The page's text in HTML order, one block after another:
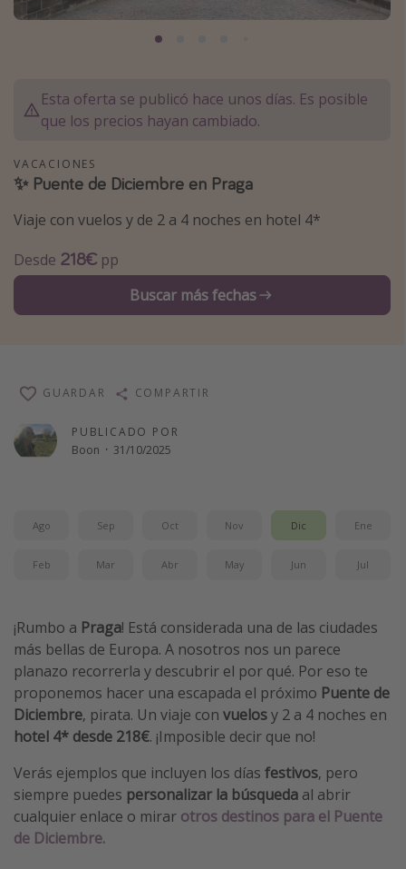
Marruecos
Tailandia
Albania
Inspiración para viajes
Camping
Glamping
Viajes en tren
Viajes en familia
Vacaciones de Playa
Viajes para singles
Hoteles más hot de España
Guía de equipaje de mano
Parques de atracciones
Viaja con musicales
El Rey León el musical
Harry Potter en Londres y otros destinos
Eventos deportivos
Esta oferta se publicó hace unos días. Es posible
que los precios hayan cambiado.
VACACIONES
✨ Puente de Diciembre en Praga
Viaje con vuelos y de 2 a 4 noches en hotel 4*
Desde 218€ pp
Buscar más fechas
PUBLICADO POR
Boon · 31/10/2025
GUARDAR COMPARTIR
Ago Sep Oct Nov Dic Ene
Feb Mar Abr May Jun Jul
¡Rumbo a Praga! Está considerada una de las ciudades
más bellas de Europa. A nosotros nos un parece
planazo recorrerla y descubrir el por qué. Por eso te
proponemos hacer una escapada el próximo Puente de
Diciembre, pirata. Un viaje con vuelosy 2 a 4 noches en
hotel 4* desde 218€. ¡Imposible decir que no!
Verás ejemplos que incluyen los días festivos, pero
siempre puedes personalizar la búsqueda al abrir
cualquier enlace o mirar otros destinos para el Puente
de Diciembre.